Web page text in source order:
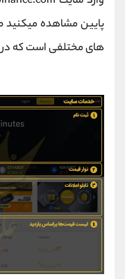
پایین مشاهده
های مختلفی است که در